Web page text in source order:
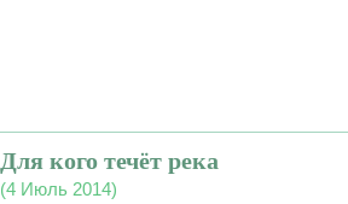
Для кого течёт река
(4 Июль 2014)